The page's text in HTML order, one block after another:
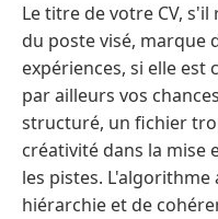
Le titre de votre CV,
du poste visé, marque
expériences, si elle est
par ailleurs vos
structuré, un fichier
créativité dans la mise
les pistes.
hiérarchie et de